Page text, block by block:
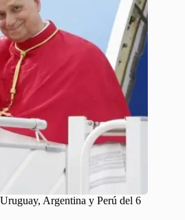
Argentina y Perú del 6